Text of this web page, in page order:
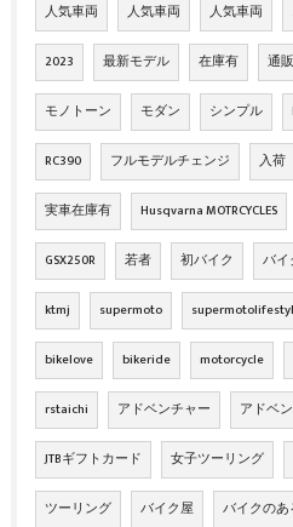
人気車両 人気車両 人気車両
2023 最新モデル 在庫有 通
モノトーン モダン シンプル
RC390 フルモデルチェンジ 入荷
実車在庫有 Husqvarna MOTRCYCLES
GSX250R 若者 初バイク バイ
ktmj supermoto
bikelove bikeride motorcycle
rstaichi アドベンチャー アドベ
JTBギフトカード 女子ツーリング
ツーリング バイク屋 バイクのあ